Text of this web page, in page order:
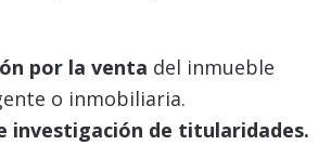
por la venta del inmueble
o inmobiliaria.
investigación de titularidades.